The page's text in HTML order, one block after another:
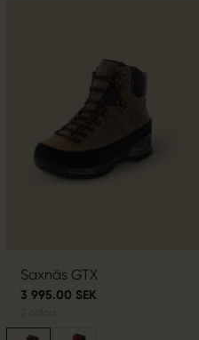
Saxnäs GTX
3 995.00 SEK